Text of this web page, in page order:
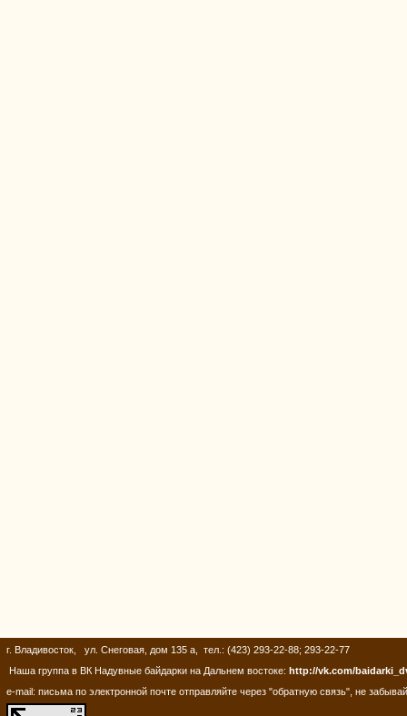
г. Владивосток, ул. Снеговая, дом 135 а, тел.: (423) 293-22-88; 293-22-77
Наша группа в ВК Надувные байдарки на Дальнем востоке: http://vk.com/
e-mail: письма по электронной почте отправляйте через "обратную связь", не